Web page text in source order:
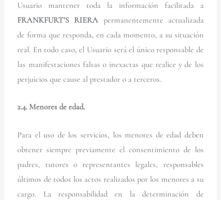
Usuario mantener toda la información facilitada a
FRANKFURT’S RIERA permanentemente actualizada
de forma que responda, en cada momento, a su situación
real. En todo caso, el Usuario será el único responsable de
las manifestaciones falsas o inexactas que realice y de los
perjuicios que cause al prestador o a terceros.
2.4. Menores de edad.
Para el uso de los servicios, los menores de edad deben
obtener siempre previamente el consentimiento de los
padres, tutores o representantes legales, responsables
últimos de todos los actos realizados por los menores a su
cargo. La responsabilidad en la determinación de